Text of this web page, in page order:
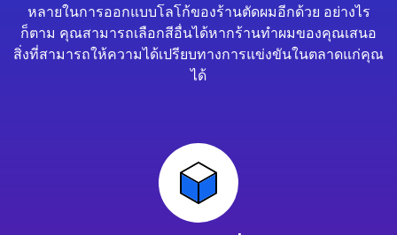
หลายในการออกแบบโลโก้ของร้านตัดผมอีกด้วย อย่างไร
ก็ตาม คุณสามารถเลือกสีอื่นได้หากร้านทำผมของคุณเสนอ
สิ่งที่สามารถให้ความได้เปรียบทางการแข่งขันในตลาดแก่คุณ
ได้